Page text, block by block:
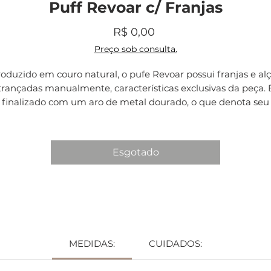
Puff Revoar c/ Franjas
R$ 0,00
Preço sob consulta.
em couro natural, o pufe Revoar possui franjas e
manualmente, características exclusivas da peça.
finalizado com um aro de metal dourado, o que denota seu
Prazo de produção: 40 dias.
Esgotado
MEDIDAS: CUIDADOS: